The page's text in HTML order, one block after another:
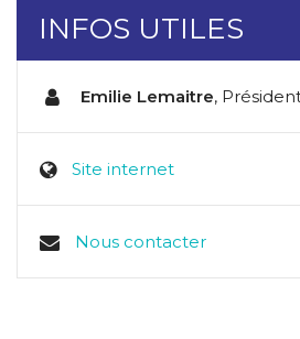
INFOS UTILES
Emilie Lemaitre,
Site internet
Nous contacter